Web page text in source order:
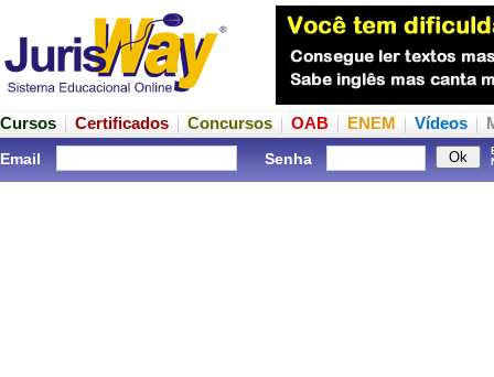
Cursos Certificados Concursos OAB ENEM Vídeos
Email Senha